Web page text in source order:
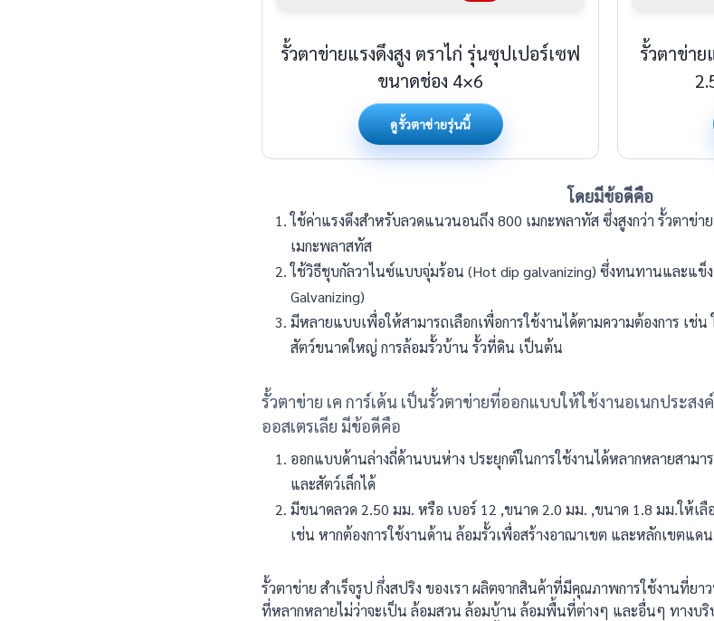
รั้วตาข่ายแรงดึงสูง ตราไก่ รุ่นซุปเปอร์เซฟ
ขนาดช่อง 4×6
ดูรั้วตาข่ายรุ่นนี้
รั้วตาข่าย
โดยมีข้อดีคือ
ใช้ค่าแรงดึงสำหรับลวดแนวนอนถึง 800 เมกะพลาทัส ซึ่งสูงกว่า รั้วตาข่
เมกะพลาสทัส
ใช้วิธีชุบกัลวาไนซ์แบบจุ่มร้อน (Hot dip galvanizing) ซึ่งทนทานและแข็
Galvanizing)
มีหลายแบบเพื่อให้สามารถเลือกเพื่อการใช้งานได้ตามความต้องการ เช่น
สัตว์ขนาดใหญ่ การล้อมรั้วบ้าน รั้วที่ดิน เป็นต้น
รั้วตาข่าย เค การ์เด้น เป็นรั้วตาข่ายที่ออกแบบให้ใช้งานอเนกประส
ออสเตรเลีย มีข้อดีคือ
ออกแบบด้านล่างถี่ด้านบนห่าง ประยุกต์ในการใช้งานได้หลากหลายสาม
และสัตว์เล็กได้
มีขนาดลวด 2.50 มม. หรือ เบอร์ 12 ,ขนาด 2.0 มม. ,ขนาด 1.8 มม.ให้เลื
เช่น หากต้องการใช้งานด้าน ล้อมรั้วเพื่อสร้างอาณาเขต และหลักเขตแดน
รั้วตาข่าย สำเร็จรูป กึ่งสปริง ของเรา ผลิตจากสินค้าที่มีคุณภาพการใช้งานที่ยา
ที่หลากหลายไม่ว่าจะเป็น ล้อมสวน ล้อมบ้าน ล้อมพื้นที่ต่างๆ และอื่นๆ ทางบ